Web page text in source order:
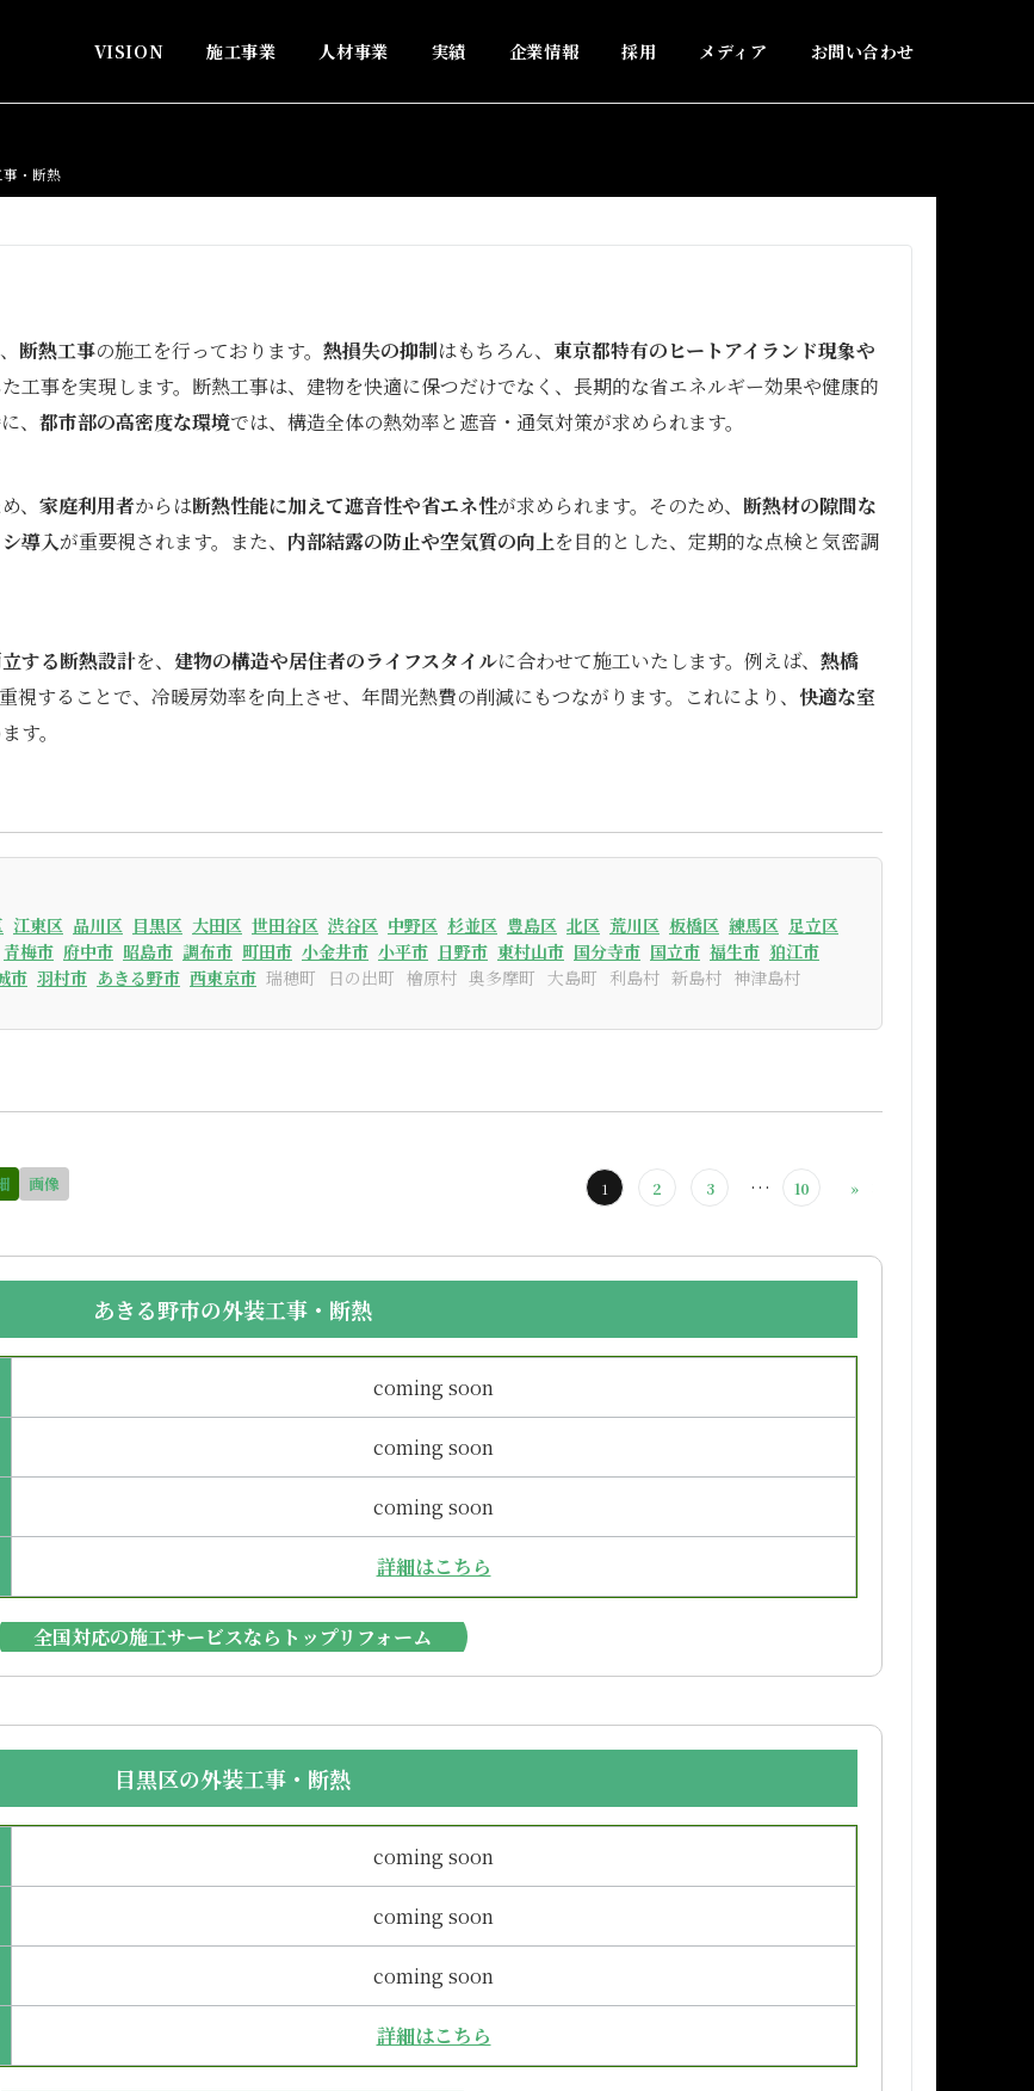
VISION 施工事業 人材事業 実績 企業情報 採用 メディア お問い合わせ
・断熱
断熱工事の施工を行っております。 熱損失の抑制はもちろん、 東京都特有のヒートアイランド現象や
工事を実現します。断熱工事は、建物を快適に保つだけでなく、長期的な省エネルギー効果や健康的
、 都市部の高密度な環境では、構造全体の熱効率と遮音・通気対策が求められます。
、 家庭利用者からは断熱性能に加えて遮音性や省エネ性が求められます。そのため、 断熱材の隙間な
導入が重要視されます。また、 内部結露の防止や空気質の向上を目的とした、定期的な点検と気密調
する断熱設計を、 建物の構造や居住者のライフスタイルに合わせて施工いたします。例えば、 熱橋
視することで、冷暖房効率を向上させ、年間光熱費の削減にもつながります。これにより、 快適な室
す。
江東区 品川区 目黒区 大田区 世田谷区 渋谷区 中野区 杉並区 豊島区 北区 荒川区 板橋区 練馬区 足立区
青梅市 府中市 昭島市 調布市 町田市 小金井市 小平市 日野市 東村山市 国分寺市 国立市 福生市 狛江市
市 羽村市 あきる野市 西東京市 瑞穂町 日の出町 檜原村 奥多摩町 大島町 利島村 新島村 神津島村
画像 1 2 3 … 10 »
あきる野市の外装工事・断熱
coming soon
coming soon
coming soon
詳細はこちら
全国対応の施工サービスならトップリフォーム
目黒区の外装工事・断熱
coming soon
coming soon
coming soon
詳細はこちら